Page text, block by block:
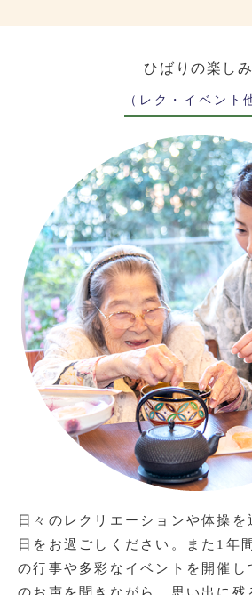
ひばりの楽しみ
（レク・イベント
日々のレクリエーションや体操
日をお過ごしください。また1年
の行事や多彩なイベントを開催し
のお声を聞きながら、思い出に残